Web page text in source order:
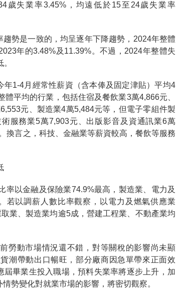
歲失業率3.45%，均遠低於15至24歲失業率
勢是一致的，均呈逐年下降趨勢，2024年整體
年的3.48%及11.39%。不過，2024年整體失
1-4月經常性薪資（含本俸及固定津貼）平均4
平均的行業，包括住宿及餐飲業3萬4,866元、
元、製造業4萬5,484元等，但電子零組件製
服務業5萬7,903元、出版影音及資通訊業6萬
換言之，科技、金融業等薪資較高，餐飲等服務
率以金融及保險業74.9%最高，製造業、電力及
若以調薪人數比率觀察，以電力及燃氣供應業
業、製造業均逾5成，營建工程業、不動產業均
勞動市場情況還不錯，對等關稅的影響尚未顯
潮帶動出口暢旺，部分廠商因急單帶來正面效
畢業生投入職場，預料失業率將逐步上升，加
勢變化對就業市場的影響，將密切觀察。